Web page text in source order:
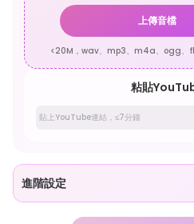
上傳音檔
<20M，wav、mp3、m4a、ogg
粘貼
進階設定